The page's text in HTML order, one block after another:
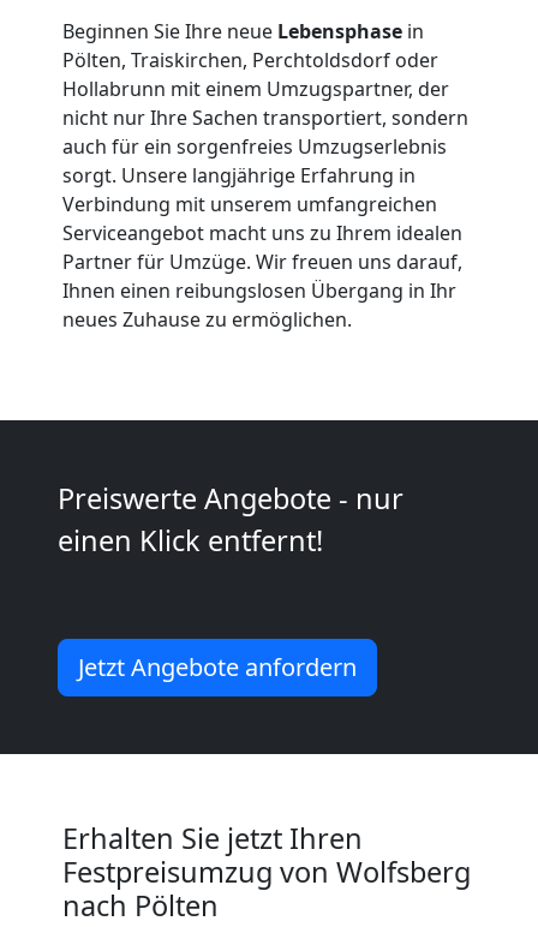
Beginnen Sie Ihre neue Lebensphase in
Pölten, Traiskirchen, Perchtoldsdorf oder
Hollabrunn mit einem Umzugspartner, der
nicht nur Ihre Sachen transportiert, sondern
auch für ein sorgenfreies Umzugserlebnis
sorgt. Unsere langjährige Erfahrung in
Verbindung mit unserem umfangreichen
Serviceangebot macht uns zu Ihrem idealen
Partner für Umzüge. Wir freuen uns darauf,
Ihnen einen reibungslosen Übergang in Ihr
neues Zuhause zu ermöglichen.
Preiswerte Angebote - nur
einen Klick entfernt!
Jetzt Angebote anfordern
Erhalten Sie jetzt Ihren
Festpreisumzug von Wolfsberg
nach Pölten
Umzugshelfer
Wolfsberg
Möbeltaxi
Wolfsberg
Wolfsberg
Möbeltransport
Beiladung